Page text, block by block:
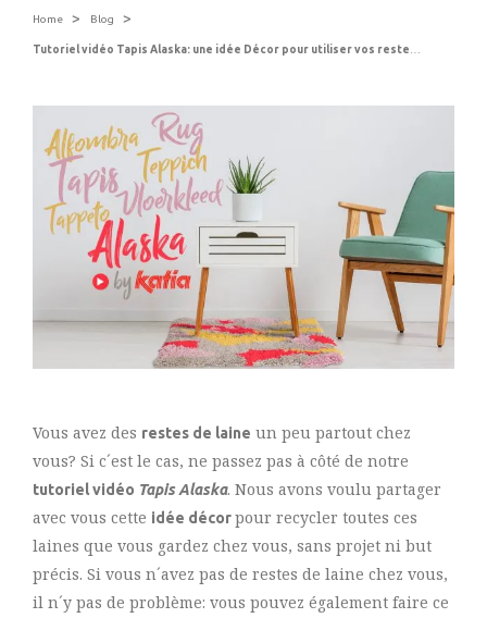
Home > Blog >
Vous avez des restes de laine un peu partout chez
vous? Si c´est le cas, ne passez pas à côté de notre
tutoriel vidéo Tapis Alaska. Nous avons voulu partager
avec vous cette idée décorpour recycler toutes ces
laines que vous gardez chez vous, sans projet ni but
précis. Si vous n´avez pas de restes de laine chez vous,
il n´y pas de problème: vous pouvez également faire ce